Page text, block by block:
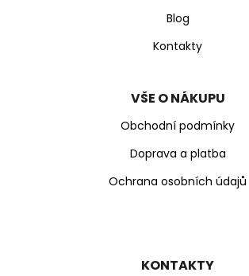
Blog
Kontakty
VŠE O NÁKUPU
Obchodní podmínky
Doprava a platba
Ochrana osobních údajů
KONTAKTY